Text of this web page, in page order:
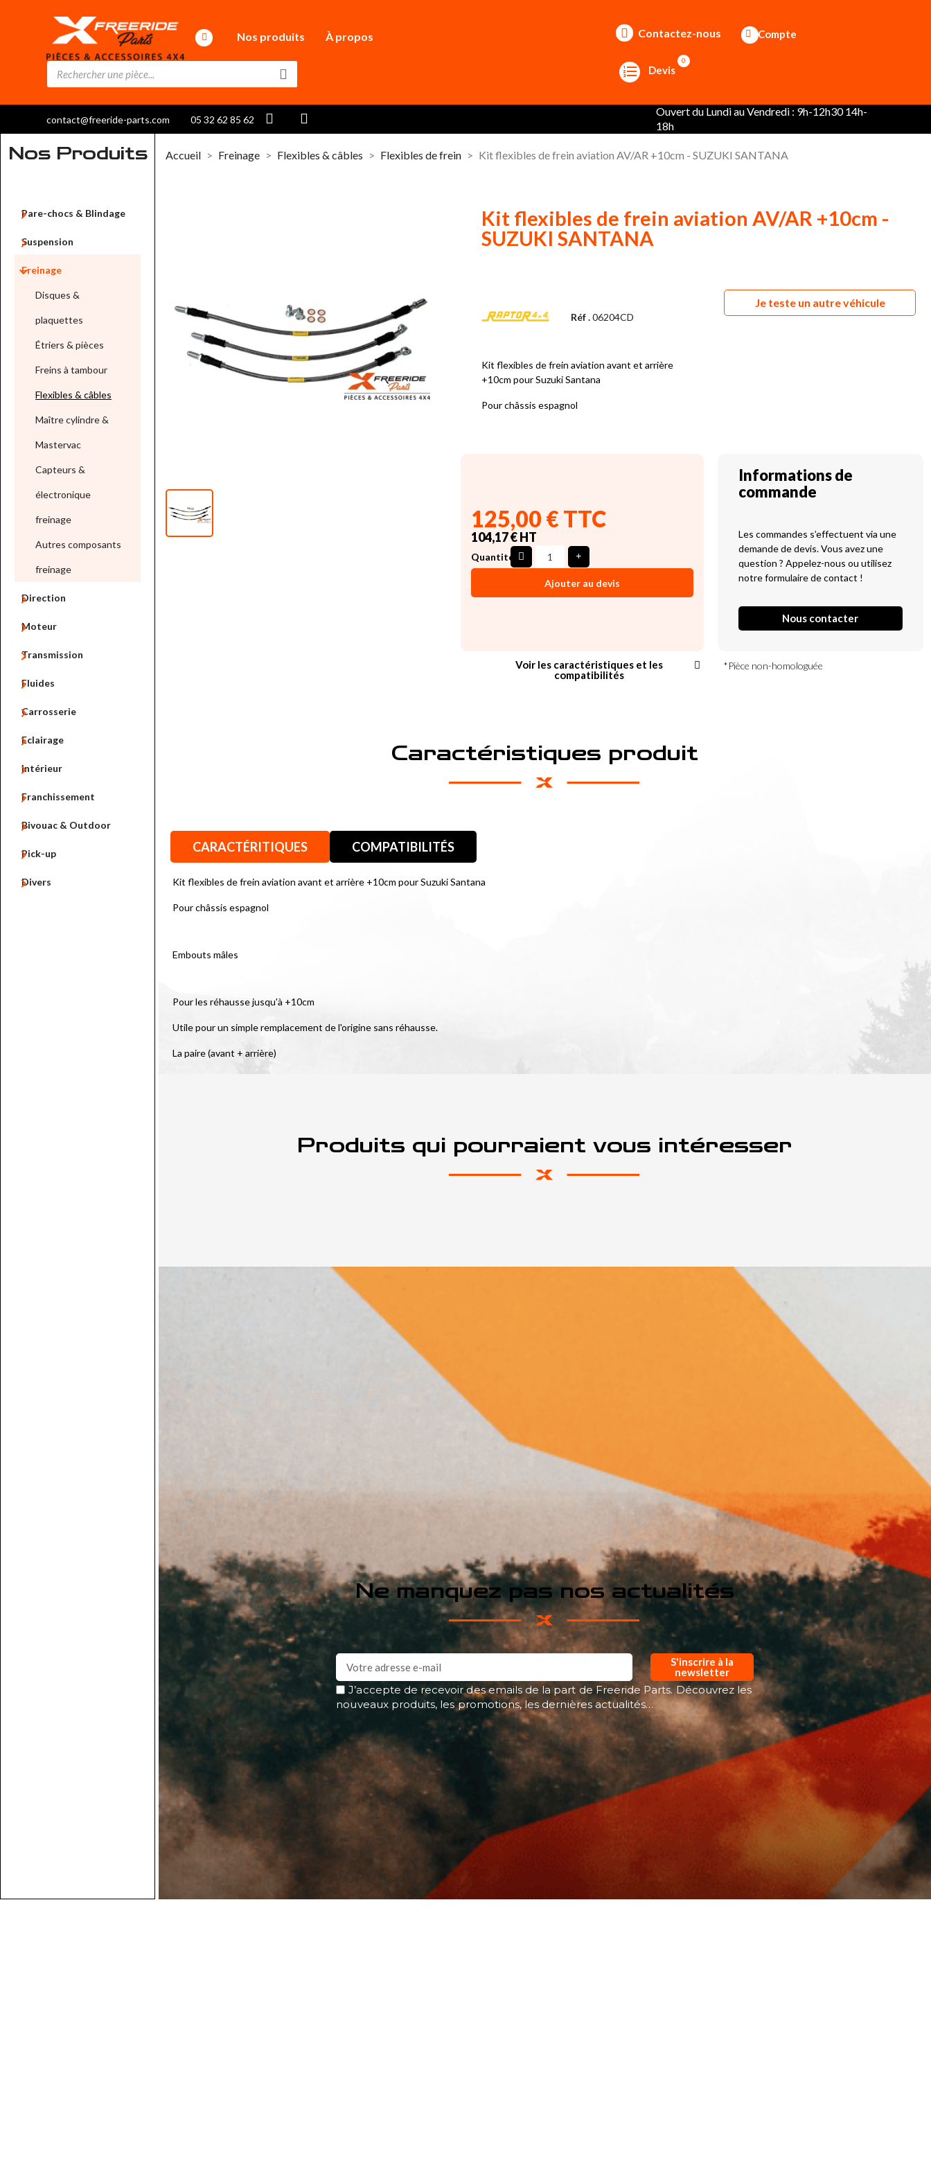
Nos produits À propos Contactez-nous Compte
Devis
0
contact@freeride-parts.com 05 32 62 85 62
Ouvert du Lundi au Vendredi : 9h-12h30 14h-
18h
Accueil Freinage Flexibles & câbles Flexibles de frein Kit flexibles de frein aviation AV/AR +10cm - SUZUKI SANTANA
Nos Produits
Pare-chocs & Blindage

Suspension

Freinage

Disques &
plaquettes
Étriers & pièces
Freins à tambour
Flexibles & câbles
Maître cylindre &
Mastervac
Capteurs &
électronique
freinage
Autres composants
freinage
Direction

Moteur

Transmission

Fluides

Carrosserie

Eclairage

Intérieur

Franchissement

Bivouac & Outdoor

Pick-up

Divers

Kit flexibles de frein aviation AV/AR +10cm -
SUZUKI SANTANA
Réf .06204CD
Kit flexibles de frein aviation avant et arrière
+10cm pour Suzuki Santana
Pour châssis espagnol
Je teste un autre véhicule
125,00 € TTC
104,17 € HT
Quantité
Ajouter au devis
Informations de
commande
Les commandes s’effectuent via une
demande de devis. Vous avez une
question ? Appelez-nous ou utilisez
notre formulaire de contact !
Nous contacter
Voir les caractéristiques et les
compatibilités
*Pièce non-homologuée
Caractéristiques produit
CARACTÉRITIQUES COMPATIBILITÉS
Kit flexibles de frein aviation avant et arrière +10cm pour Suzuki Santana
Pour châssis espagnol
Embouts mâles
Pour les réhausse jusqu'à +10cm
Utile pour un simple remplacement de l'origine sans réhausse.
La paire (avant + arrière)
Produits qui pourraient vous intéresser
Ne manquez pas nos actualités
S'inscrire à la
newsletter
J’accepte de recevoir des emails de la part de Freeride Parts. Découvrez les
nouveaux produits, les promotions, les dernières actualités…